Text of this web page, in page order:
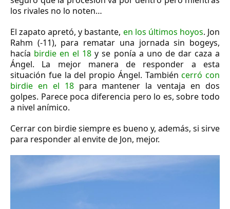
los rivales no lo noten…
El zapato apretó, y bastante, en los últimos hoyos. Jon
Rahm (-11), para rematar una jornada sin bogeys,
hacía birdie en el 18 y se ponía a uno de dar caza a
Ángel. La mejor manera de responder a esta
situación fue la del propio Ángel. Tambiéncerró con
birdie en el 18para mantener la ventaja en dos
golpes. Parece poca diferencia pero lo es, sobre todo
a nivel anímico.
Cerrar con birdie siempre es bueno y, además, si sirve
para responder al envite de Jon, mejor.